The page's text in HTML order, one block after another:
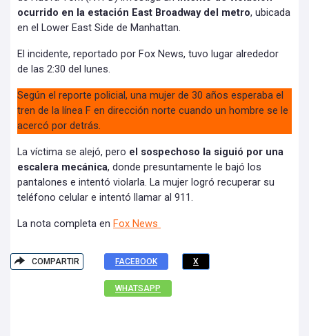
ocurrido en la estación East Broadway del metro, ubicada
en el Lower East Side de Manhattan.
El incidente, reportado por Fox News, tuvo lugar alrededor
de las 2:30 del lunes.
Según el reporte policial, una mujer de 30 años esperaba el
tren de la línea F en dirección norte cuando un hombre se le
acercó por detrás.
La víctima se alejó, pero el sospechoso la siguió por una
escalera mecánica, donde presuntamente le bajó los
pantalones e intentó violarla. La mujer logró recuperar su
teléfono celular e intentó llamar al 911.
La nota completa en Fox News
COMPARTIR FACEBOOK X
WHATSAPP